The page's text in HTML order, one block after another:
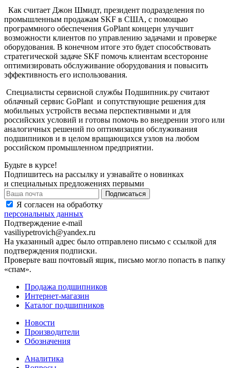
Как считает Джон Шмидт, президент подразделения по
промышленным продажам SKF в США, с помощью
программного обеспечения GoPlant концерн улучшит
возможности клиентов по управлению задачами и проверке
оборудования. В конечном итоге это будет способствовать
стратегической задаче SKF помочь клиентам всесторонне
оптимизировать обслуживание оборудования и повысить
эффективность его использования.
Специалисты сервисной службы Подшипник.ру считают
облачный сервис GoPlant и сопутствующие решения для
мобильных устройств весьма перспективными и для
российских условий и готовы помочь во внедрении этого или
аналогичных решений по оптимизации обслуживания
подшипников и в целом вращающихся узлов на любом
российском промышленном предприятии.
Будьте в курсе!
Подпишитесь на рассылку и узнавайте о новинках
и специальных предложениях первыми
Я согласен на обработку
персональных данных
Подтверждение e-mail
vasiliypetrovich@yandex.ru
На указанный адрес было отправлено письмо с ссылкой для
подтверждения подписки.
Проверьте ваш почтовый ящик, письмо могло попасть в папку
«спам».
Продажа подшипников
Интернет-магазин
Каталог подшипников
Новости
Производители
Обозначения
Аналитика